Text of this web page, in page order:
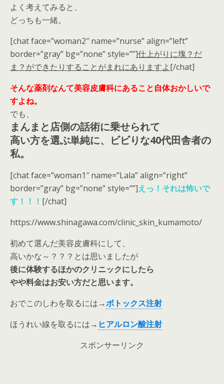
よく考えてみると、
どっちも一緒。
[chat face=”woman2″ name=”nurse” align=”left”
border=”gray” bg=”none” style=””]仕上がりに塊？だ
ま？ができたりすることがまれにありますよ[/chat]
そんな薬剤なんて美容皮膚科にあること自体おかしいで
すよね。
でも、
まんまと店側の話術に乗せられて
高い方を選ぶ単純に、ビビりな40代田舎者の
私。
[chat face=”woman1″ name=”Lala” align=”right”
border=”gray” bg=”none” style=””]えっ！それは怖いで
す！！！ [/chat]
https://www.shinagawa.com/clinic_skin_kumamoto/
初めて選んだ美容皮膚科にして、
高いかな～？？？とは思いましたが
後に体験するほかのクリニックにしたら
やや料金はお安い方だと思います。
おでこのしわを取るには→ボトックス注射
ほうれい線を取るには→ ヒアルロン酸注射
スポンサーリンク